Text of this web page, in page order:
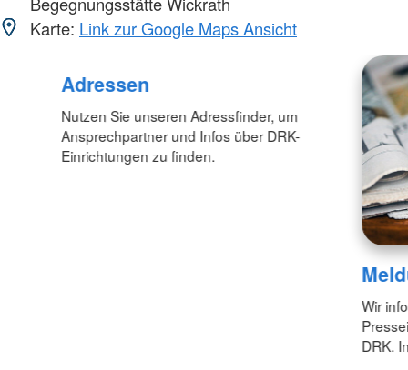
Karte: Link zur Google Maps Ansicht
Adressen
Nutzen Sie unseren Adressfinder, um
Ansprechpartner und Infos über DRK-
Einrichtungen zu finden.
Wir
DRK.